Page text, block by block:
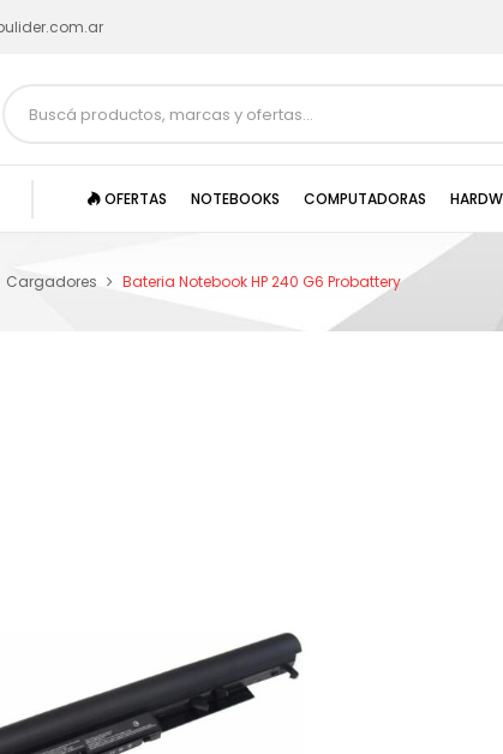
OFERTAS NOTEBOOKS COMPUTADORAS
Cargadores Bateria Notebook HP 240 G6 Probattery